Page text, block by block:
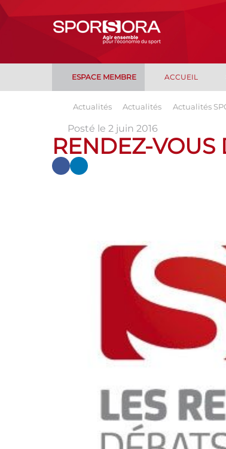
ESPACE MEMBRE ACCUEIL
Actualités Actualités Actualités
Posté le 2 juin 2016
RENDEZ-VOUS